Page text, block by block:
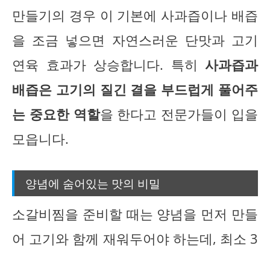
만들기의 경우 이 기본에 사과즙이나 배즙
을 조금 넣으면 자연스러운 단맛과 고기
연육 효과가 상승합니다. 특히 사과즙과
배즙은 고기의 질긴 결을 부드럽게 풀어주
는 중요한 역할을 한다고 전문가들이 입을
모읍니다.
양념에 숨어있는 맛의 비밀
소갈비찜을 준비할 때는 양념을 먼저 만들
어 고기와 함께 재워두어야 하는데, 최소 3